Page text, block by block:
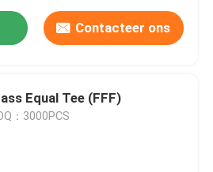
Contacteer ons
Equal Tee (FFF)
：3000PCS